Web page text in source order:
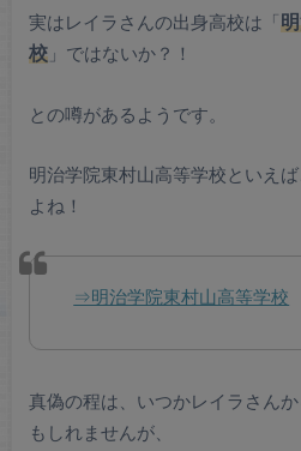
実はレイラさんの出身高校は「
校」ではないか？！
との噂があるようです。
明治学院東村山高等学校といえば
よね！
⇒明治学院東村山高等学校
真偽の程は、いつかレイラさん
もしれませんが、